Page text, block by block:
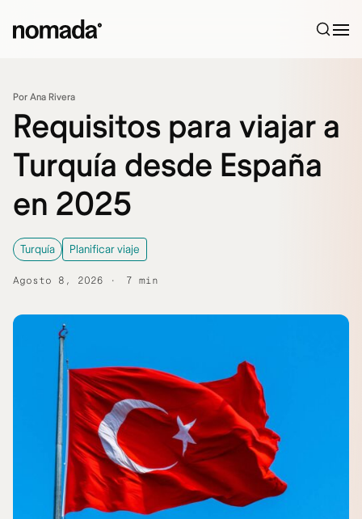
Por Ana Rivera
Requisitos para viajar a
Turquía desde España
en 2025
Turquía Planificar viaje
Agosto 8, 2026 7 min